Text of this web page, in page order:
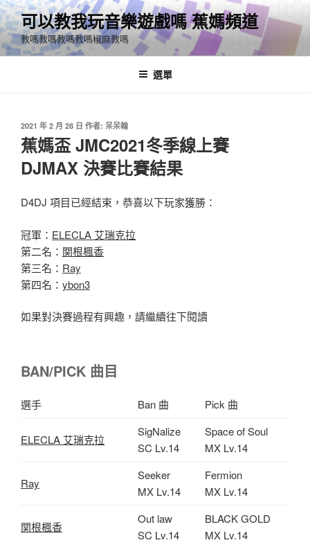
跳
至
主
要
可以教我玩音樂遊戲嗎 蕉媽頻道
教嗎教嗎教嗎教嗎椒麻教嗎
選單
發
佈
於
2021 年 2 月 28 日 作者: 呆呆翰
蕉媽盃 JMC2021冬季線上賽
DJMAX 決賽比賽結果
D4DJ 項目已經結束，恭喜以下玩家獲勝：
冠軍： ELECLA 艾瑞克拉
第二名： 関根楓香
第三名： Ray
第四名： ybon3
如果對決賽過程有興趣，請繼續往下閱讀
BAN/PICK 曲目
選手 Ban 曲 Pick 曲
ELECLA 艾瑞克拉
SigNalize
SC Lv.14
Space of Soul
MX Lv.14
Ray
Seeker
MX Lv.14
Fermion
MX Lv.14
関根楓香
Out law
SC Lv.14
BLACK GOLD
MX Lv.14